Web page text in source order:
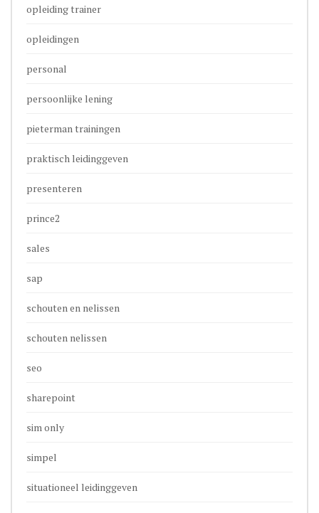
opleiding trainer
opleidingen
personal
persoonlijke lening
pieterman trainingen
praktisch leidinggeven
presenteren
prince2
sales
sap
schouten en nelissen
schouten nelissen
seo
sharepoint
sim only
simpel
situationeel leidinggeven